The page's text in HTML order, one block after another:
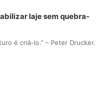
laje sem quebra-
é criá-lo.” – Peter Drucker.